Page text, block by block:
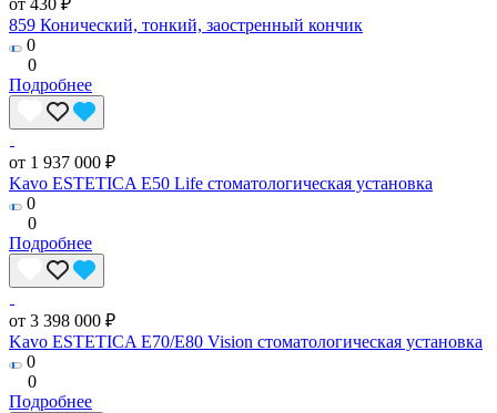
от 430 ₽
859 Конический, тонкий, заостренный кончик
0
0
Подробнее
от 1 937 000 ₽
Kavo ESTETICA E50 Life стоматологическая установка
0
0
Подробнее
от 3 398 000 ₽
Kavo ESTETICA E70/E80 Vision стоматологическая установка
0
0
Подробнее